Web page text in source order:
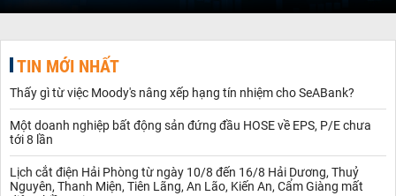
TIN MỚI NHẤT
Thấy gì từ việc Moody's nâng xếp hạng tín nhiệm cho SeABank?
Một doanh nghiệp bất động sản đứng đầu HOSE về EPS, P/E chưa
tới 8 lần
Lịch cắt điện Hải Phòng từ ngày 10/8 đến 16/8 Hải Dương, Thuỷ
Nguyên, Thanh Miện, Tiên Lãng, An Lão, Kiến An, Cẩm Giàng mất